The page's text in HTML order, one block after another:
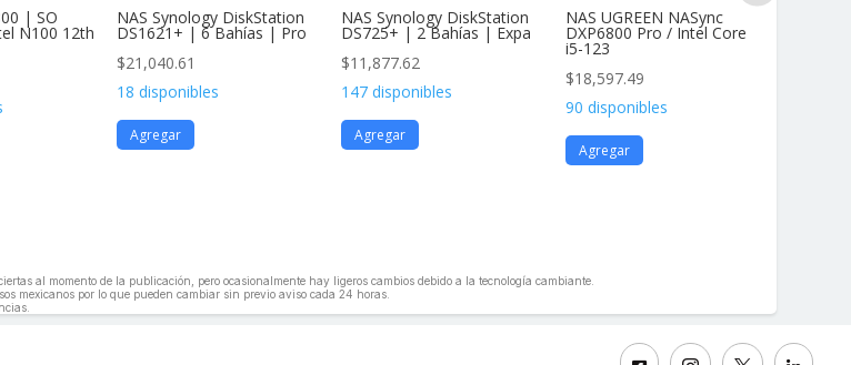
| SO
N100 12th
NAS Synology DiskStation
DS1621+ | 6 Bahías | Pro
$21,040.61
18 disponibles
Agregar
NAS Synology DiskStation
DS725+ | 2 Bahías | Expa
$11,877.62
147 disponibles
Agregar
NAS UGREEN NASync
DXP6800 Pro / Intel Core
i5-123
$18,597.49
90 disponibles
Agregar
al momento de la publicación, pero ocasionalmente hay ligeros cambios debido a la tecnología cambiante.
mexicanos por lo que pueden cambiar sin previo aviso cada 24 horas.